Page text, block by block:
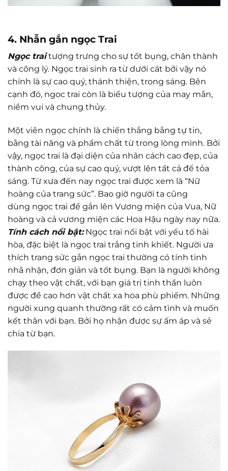
4. Nhẫn gắn ngọc Trai
Ngọc traitượng trưng cho sự tốt bụng, chân thành
và công lý. Ngọc trai sinh ra từ dưới cát bởi vậy nó
chính là sự cao quý, thánh thiện, trong sáng. Bên
cạnh đó, ngoc trai còn là biểu tượng của may mắn,
niềm vui và chung thủy.
Một viên ngọc chính là chiến thắng bằng tự tin,
bằng tài năng và phẩm chất từ trong lòng mình. Bởi
vậy, ngọc trai là đại diện của nhân cách cao đẹp, của
thành công, của sự cao quý, vượt lên tất cả để tỏa
sáng. Từ xưa đến nay ngọc trai được xem là “Nữ
hoàng của trang sức”. Bao giờ người ta cũng
dùng ngọc trai để gắn lên Vương miện của Vua, Nữ
hoàng và cả vương miện các Hoa Hậu ngày nay nữa.
Tính cách nổi bật:Ngọc trai nổi bật với yếu tố hài
hòa, đặc biệt là ngọc trai trắng tinh khiết. Người ưa
thích trang sức gắn ngọc trai thường có tính tình
nhã nhặn, đơn giản và tốt bụng. Bạn là người không
chạy theo vật chất, với bạn giá trị tinh thần luôn
được đề cao hơn vật chất xa hoa phù phiếm. Những
người xung quanh thường rất có cảm tình và muốn
kết thân với bạn. Bởi họ nhận được sự ấm áp và sẻ
chia từ bạn.